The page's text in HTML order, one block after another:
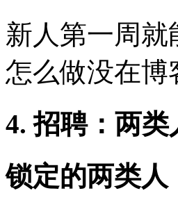
新人第一周就
怎么做没在博
4. 招聘：两类
锁定的两类人